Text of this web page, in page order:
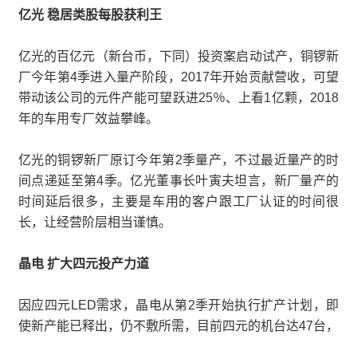
亿光 稳居类股每股获利王
亿光的百亿元（新台币，下同）投资案启动试产，铜锣新
厂今年第4季进入量产阶段，2017年开始贡献营收，可望
带动该公司的元件产能可望跃进25％、上看1亿颗，2018
年的车用专厂效益攀峰。
亿光的铜锣新厂原订今年第2季量产，不过最近量产的时
间点递延至第4季。亿光董事长叶寅夫坦言，新厂量产的
时间延后很多，主要是车用的客户跟工厂认证的时间很
长，让经营阶层相当谨慎。
晶电 扩大四元投产力道
因应四元LED需求，晶电从第2季开始执行扩产计划，即
使新产能已释出，仍不敷所需，目前四元的机台达47台，